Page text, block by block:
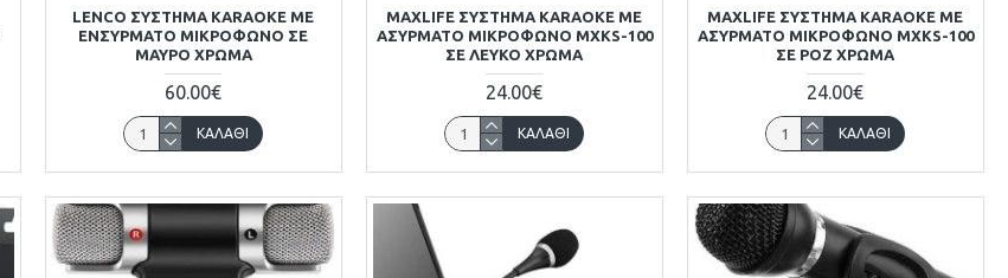
LENCO ΣΎΣΤΗΜΑ KARAOKE ΜΕ
ΕΝΣΎΡΜΑΤO ΜΙΚΡΌΦΩΝO ΣΕ
ΜΑΎΡΟ ΧΡΏΜΑ
60.00€
ΚΑΛΆΘΙ
MAXLIFE ΣΎΣΤΗΜΑ KARAOKE ΜΕ
ΑΣΎΡΜΑΤO ΜΙΚΡΌΦΩΝO MXKS-100
ΣΕ ΛΕΥΚΌ ΧΡΏΜΑ
24.00€
ΚΑΛΆΘΙ
MAXLIFE ΣΎΣΤΗΜΑ KARAOKE ΜΕ
ΑΣΎΡΜΑΤO ΜΙΚΡΌΦΩΝO MXKS-100
ΣΕ ΡΟΖ ΧΡΏΜΑ
24.00€
ΚΑΛΆΘΙ